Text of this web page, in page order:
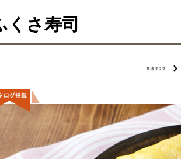
くさ寿司